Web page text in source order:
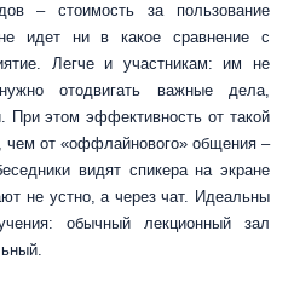
– стоимость за пользование
идет ни в какое сравнение с
Легче и участникам: им не
отодвигать важные дела,
При этом эффективность от такой
чем от «оффлайнового» общения –
видят спикера на экране
не устно, а через чат. Идеальны
обычный лекционный зал